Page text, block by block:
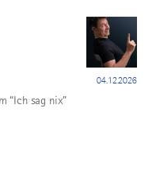
04.12.2026
“Ich sag nix”